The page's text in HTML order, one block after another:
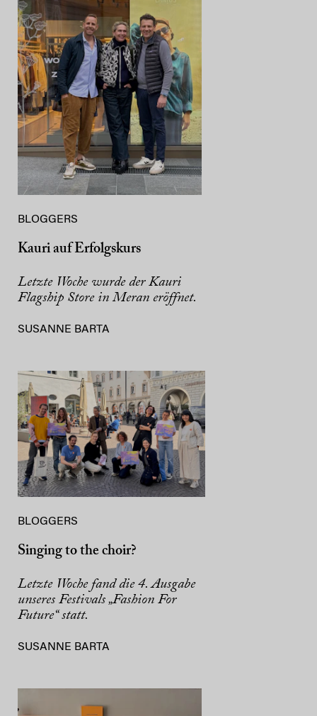
BLOGGERS
Kauri auf Erfolgskurs
Letzte Woche wurde der Kauri
Flagship Store in Meran eröffnet.
SUSANNE BARTA
BLOGGERS
Singing to the choir?
Letzte Woche fand die 4. Ausgabe
unseres Festivals „Fashion For
Future“ statt.
SUSANNE BARTA